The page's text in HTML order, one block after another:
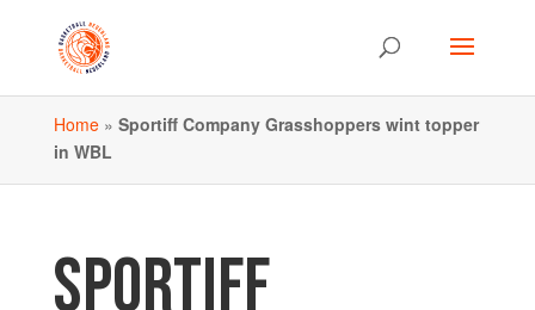
Home» Sportiff Company Grasshoppers wint topper
in WBL
SPORTIFF